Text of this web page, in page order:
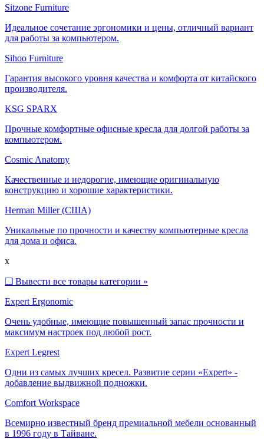
Sitzone Furniture
Идеальное сочетание эргономики и цены, отличный вариант
для работы за компьютером.
Sihoo Furniture
Гарантия высокого уровня качества и комфорта от китайского
производителя.
KSG SPARX
Прочные комфортные офисные кресла для долгой работы за
компьютером.
Cosmic Anatomy
Качественные и недорогие, имеющие оригинальную
конструкцию и хорошие характеристики.
Herman Miller (США)
Уникальные по прочности и качеству компьютерные кресла
для дома и офиса.
x
❑ Вывести все товары категории »
Expert Ergonomic
Очень удобные, имеющие повышенный запас прочности и
максимум настроек под любой рост.
Expert Legrest
Одни из самых лучших кресел. Развитие серии «Expert» -
добавление выдвижной подножки.
Comfort Workspace
Всемирно известный бренд премиальной мебели основанный
в 1996 году в Тайване.